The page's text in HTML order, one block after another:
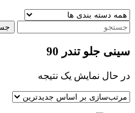
سینی جلو تندر 90
در حال نمایش یک نتیجه